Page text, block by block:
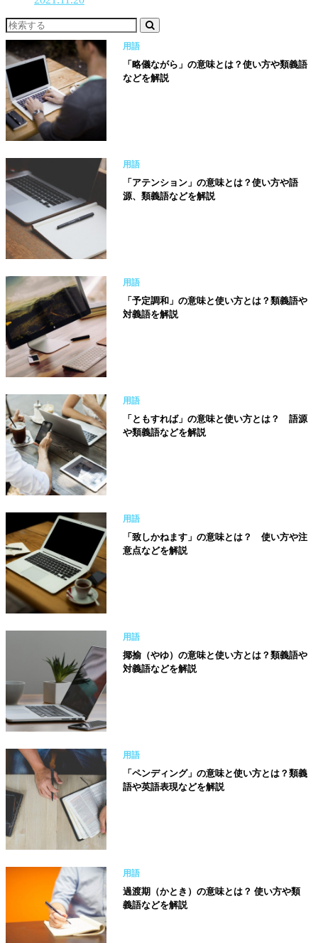
用語
「略儀ながら」の意味とは？使い方や類義語
などを解説
用語
「アテンション」の意味とは？使い方や語
源、類義語などを解説
用語
「予定調和」の意味と使い方とは？類義語や
対義語を解説
用語
「ともすれば」の意味と使い方とは？ 語源
や類義語などを解説
用語
「致しかねます」の意味とは？ 使い方や注
意点などを解説
用語
揶揄（やゆ）の意味と使い方とは？類義語や
対義語などを解説
用語
「ペンディング」の意味と使い方とは？類義
語や英語表現などを解説
用語
過渡期（かとき）の意味とは？ 使い方や類
義語などを解説